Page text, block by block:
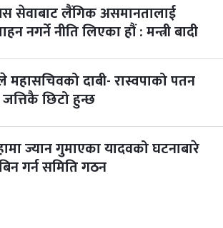
सेवाबाट लैंगिक असमानतालाई
नगर्ने नीति लिएका हौं : मन्त्री बादी
महासचिवको दाबी- रास्वपाको पतन
छिटो हुन्छ
ज्यान गुमाएका यादवको घटनाबारे
गर्न समिति गठन